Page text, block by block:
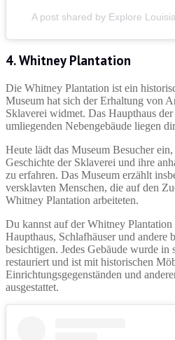
A post shared by Explore
4. Whitney Plantation
Die Whitney Plantation ist ein
Museum hat sich der Erhaltung von
Sklaverei widmet. Das Haupthaus
umliegenden Nebengebäude liegen
Heute lädt das Museum Besucher
Geschichte der Sklaverei und ihre
zu erfahren. Das Museum erzählt
versklavten Menschen, die auf den
Whitney Plantation arbeiteten.
Du kannst auf der Whitney
Haupthaus, Schlafhäuser und andere
besichtigen. Jedes Gebäude wurde
restauriert und ist mit historischen
Einrichtungsgegenständen und
ausgestattet.